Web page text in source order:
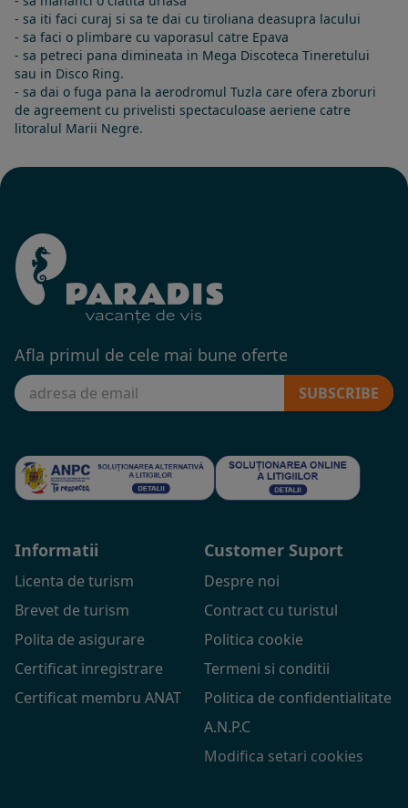
- sa iti faci curaj si sa te dai cu tiroliana deasupra lacului
- sa faci o plimbare cu vaporasul catre Epava
- sa petreci pana dimineata in Mega Discoteca Tineretului
sau in Disco Ring.
- sa dai o fuga pana la aerodromul Tuzla care ofera zboruri
de agreement cu privelisti spectaculoase aeriene catre
litoralul Marii Negre.
Afla primul de cele mai bune oferte
SUBSCRIBE
Informatii
Licenta de turism
Brevet de turism
Polita de asigurare
Certificat inregistrare
Certificat membru ANAT
Customer Suport
Despre noi
Contract cu turistul
Politica cookie
Termeni si conditii
Politica de confidentialitate
A.N.P.C
Modifica setari cookies